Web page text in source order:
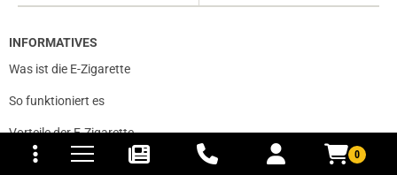
0
und Versandkosten
INFORMATIVES
Was ist die E-Zigarette
So funktioniert es
Vorteile der E-Zigarette
Einsteigertipps